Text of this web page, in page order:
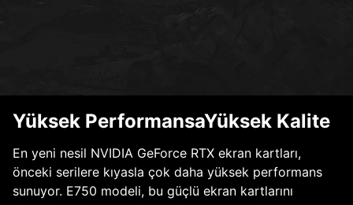
Yüksek PerformansaYüksek Kalite
En yeni nesil NVIDIA GeForce RTX ekran kartları,
önceki serilere kıyasla çok daha yüksek performans
sunuyor. E750 modeli, bu güçlü ekran kartlarını